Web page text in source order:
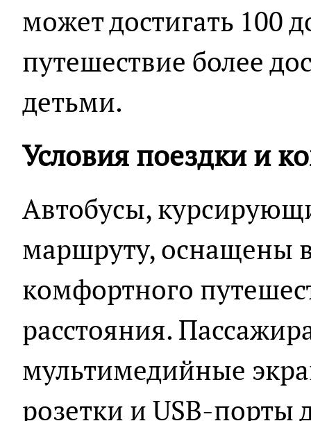
может достигать 100
путешествие более
детьми.
Условия поездки и
Автобусы,
маршруту, оснащены
комфортного
расстояния.
мультимедийные
розетки и USB-порты